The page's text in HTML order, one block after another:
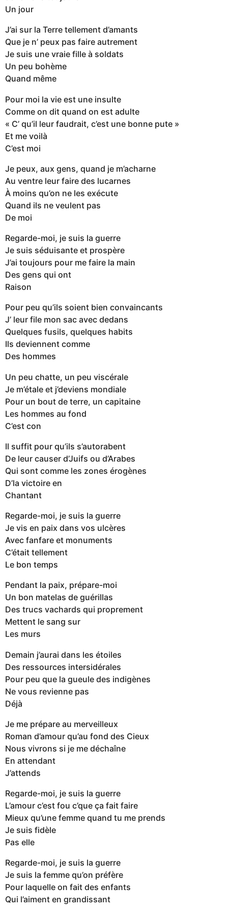
Un jour
J’ai sur la Terre tellement d’amants
Que je n’ peux pas faire autrement
Je suis une vraie fille à soldats
Un peu bohème
Quand même
Pour moi la vie est une insulte
Comme on dit quand on est adulte
« C’ qu’il leur faudrait, c’est une bonne pute »
Et me voilà
C’est moi
Je peux, aux gens, quand je m’acharne
Au ventre leur faire des lucarnes
À moins qu’on ne les exécute
Quand ils ne veulent pas
De moi
Regarde-moi, je suis la guerre
Je suis séduisante et prospère
J’ai toujours pour me faire la main
Des gens qui ont
Raison
Pour peu qu’ils soient bien convaincants
J’ leur file mon sac avec dedans
Quelques fusils, quelques habits
Ils deviennent comme
Des hommes
Un peu chatte, un peu viscérale
Je m’étale et j’deviens mondiale
Pour un bout de terre, un capitaine
Les hommes au fond
C’est con
Il suffit pour qu’ils s’autorabent
De leur causer d’Juifs ou d’Arabes
Qui sont comme les zones érogènes
D’la victoire en
Chantant
Regarde-moi, je suis la guerre
Je vis en paix dans vos ulcères
Avec fanfare et monuments
C’était tellement
Le bon temps
Pendant la paix, prépare-moi
Un bon matelas de guérillas
Des trucs vachards qui proprement
Mettent le sang sur
Les murs
Demain j’aurai dans les étoiles
Des ressources intersidérales
Pour peu que la gueule des indigènes
Ne vous revienne pas
Déjà
Je me prépare au merveilleux
Roman d’amour qu’au fond des Cieux
Nous vivrons si je me déchaîne
En attendant
J’attends
Regarde-moi, je suis la guerre
L’amour c’est fou c’que ça fait faire
Mieux qu’une femme quand tu me prends
Je suis fidèle
Pas elle
Regarde-moi, je suis la guerre
Je suis la femme qu’on préfère
Pour laquelle on fait des enfants
Qui l’aiment en grandissant